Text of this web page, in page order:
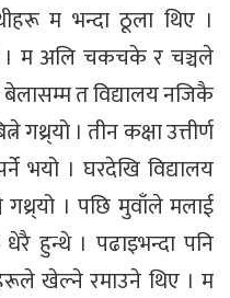
म भन्दा ठूला थिए ।
। म अलि चकचके र चञ्चले
त विद्यालय नजिकै
गथ्र्यो । तीन कक्षा उत्तीर्ण
भयो । घरदेखि विद्यालय
। पछि मुवाँले मलाई
हुन्थे । पढाइभन्दा पनि
खेल्ने रमाउने थिए । म